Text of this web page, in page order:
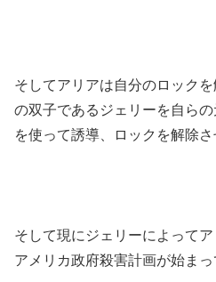
そしてアリアは自分のロック
の双子であるジェリーを自ら
を使って誘導、ロックを解除さ
そして現にジェリーによってア
アメリカ政府殺害計画が始まっ